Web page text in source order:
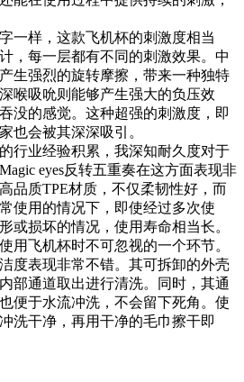
一样，这款飞机杯的刺激度相当
，每一层都有不同的刺激效果。中
生强烈的旋转摩擦，带来一种独特
喉吸吮则能够产生强大的负压效
没的感觉。这种超强的刺激度，即
也会被其深深吸引。
行业经验积累，我深知耐久度对于
eyes反转五重奏在这方面表现非
品质TPE材质，不仅柔韧性好，而
使用的情况下，即使经过多次使
或损坏的情况，使用寿命相当长。
用飞机杯时不可忽视的一个环节。
度表现非常不错。其可拆卸的外壳
部通道取出进行清洗。同时，其通
便于水流冲洗，不会留下死角。使
洗干净，再用干净的毛巾擦干即